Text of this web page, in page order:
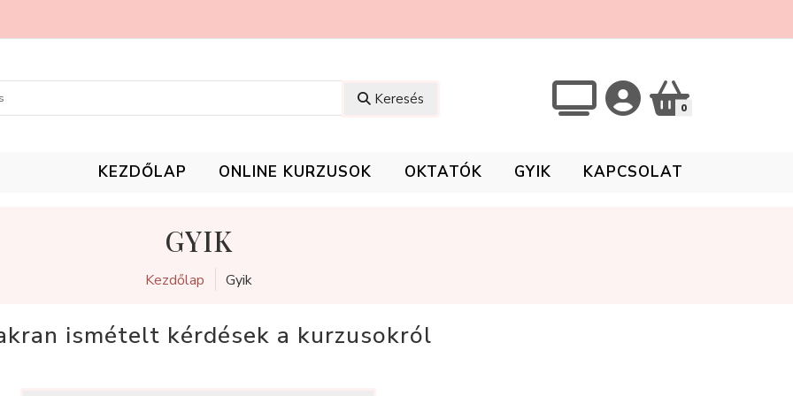
Keresés 0
KEZDŐLAP ONLINE KURZUSOK OKTATÓK GYIK KAPCSOLAT
GYIK
Kezdőlap Gyik
ismételt kérdések a kurzusokról